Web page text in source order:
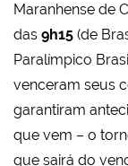
Maranhense de
das 9h15 (de
Paralímpico
venceram seus
garantiram
que vem – o
que sairá do